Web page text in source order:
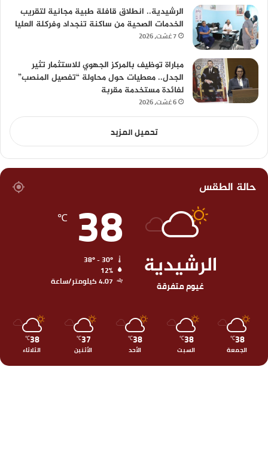
الرشيدية.. انطلاق قافلة طبية مجانية لتقريب
الخدمات الصحية من ساكنة تنجداد وفركلة العليا
7 غشت، 2026
مباراة توظيف بالمركز الجهوي للاستثمار تثير
الجدل.. معطيات حول محاولة “تفصيل المنصب”
لفائدة مستخدمة مقربة
6 غشت، 2026
تحميل المزيد
حالة الطقس
الرشيدية
غيوم متفرقة
38
℃
12%
4.07 كيلومتر/ساعة
38
℃
الجمعة
38
℃
السبت
38
℃
الأحد
37
℃
الأثنين
38
℃
الثلاثاء